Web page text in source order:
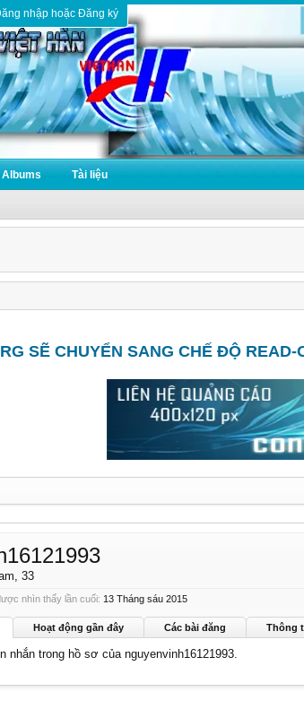
nhập hoặc Đăng ký
Albums Tài liệu
SẼ CHUYỂN SANG CHẾ ĐỘ READ-
33
nhìn thấy lần cuối: 13 Tháng sáu 2015
Hoạt động gần đây Các bài đăng Thông
nhắn trong hồ sơ của nguyenvinh16121993.